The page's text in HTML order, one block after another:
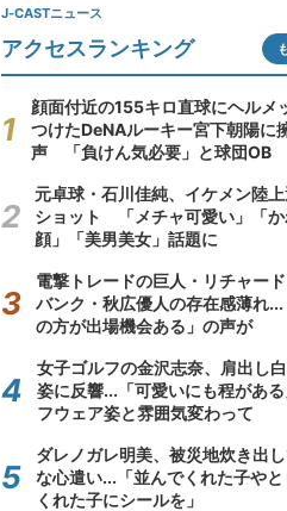
J-CASTニュース
アクセスランキング
顔面付近の155キロ直球にヘルメ
つけたDeNAルーキー宮下朝陽に
声 「負けん気必要」と球団OB
元卓球・石川佳純、イケメン陸
ショット 「メチャ可愛い」「か
顔」「美男美女」話題に
電撃トレードの巨人・リチャー
バンク・秋広優人の存在感薄れ...
の方が出場機会ある」の声が
女子ゴルフの金沢志奈、肩出し
姿に反響...「可愛いにも程があ
フウェア姿と雰囲気変わって
ダレノガレ明美、被災地炊き出
な心遣い...「並んでくれた子やと
くれた子にシールを」